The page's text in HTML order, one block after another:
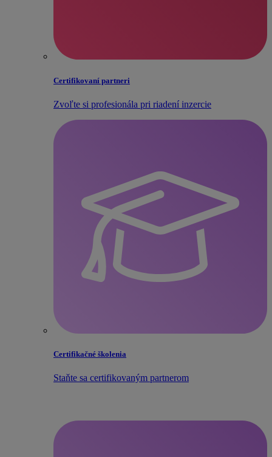
Certifikovaní partneri
Zvoľte si profesionála pri riadení inzercie
Certifikačné školenia
Staňte sa certifikovaným partnerom